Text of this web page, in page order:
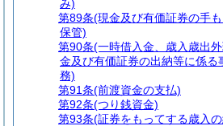
み)
第89条(現金及び有価証券の手も
保管)
第90条(一時借入金、歳入歳出外
金及び有価証券の出納等に係る
務)
第91条(前渡資金の支払)
第92条(つり銭資金)
第93条(証券をもってする歳入